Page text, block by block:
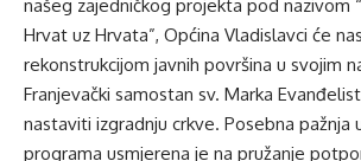
našeg zajedničkog projekta pod nazivom
Hrvat uz Hrvata”, Općina Vladislavci će
rekonstrukcijom javnih površina u svojim
Franjevački samostan sv. Marka
nastaviti izgradnju crkve. Posebna pažnja
programa usmjerena je na pružanje